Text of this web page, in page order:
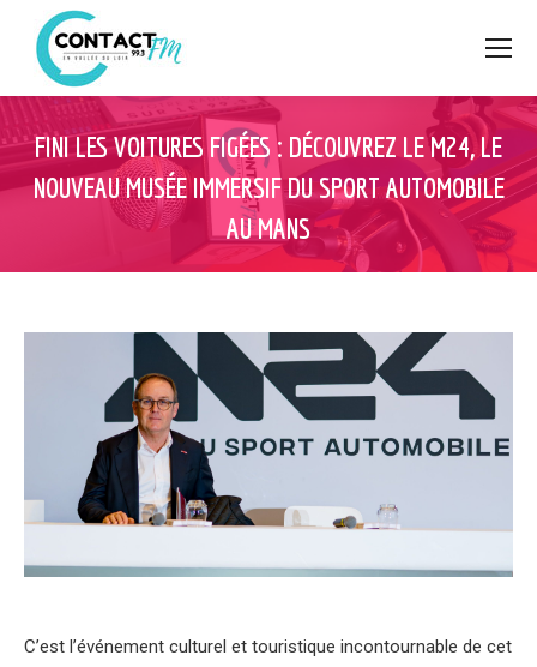
FINI LES VOITURES FIGÉES : DÉCOUVREZ LE M24, LE
NOUVEAU MUSÉE IMMERSIF DU SPORT AUTOMOBILE
AU MANS
C’est l’événement culturel et touristique incontournable de cet